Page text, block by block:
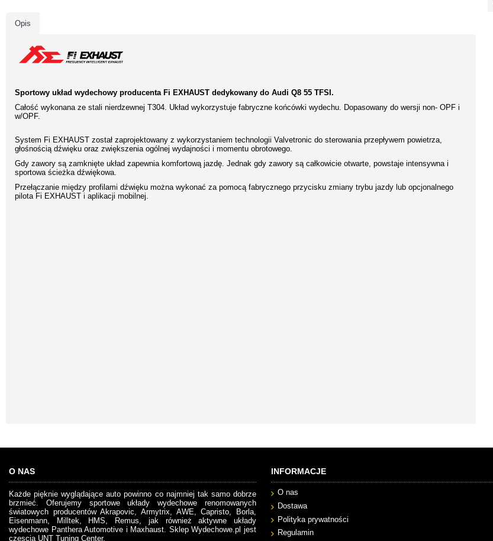
Opis
Sportowy układ wydechowy producenta Fi EXHAUST dedykowany do Audi Q8 55 TFSI.
Całość wykonana ze stali nierdzewnej T304. Układ wykorzystuje fabryczne końcówki wydechu. Dopasowany do wersji non- OPF i
w/OPF.
System Fi EXHAUST został zaprojektowany z wykorzystaniem technologii Valvetronic do sterowania przepływem powietrza,
głośnością dźwięku oraz zwiększenia ogólnej wydajności i momentu obrotowego.
Gdy zawory są zamknięte układ zapewnia komfortową jazdę. Jednak gdy zawory są całkowicie otwarte, powstaje intensywna i
sportowa ścieżka dźwiękowa.
Przełączanie między profilami dźwięku można wykonać za pomocą fabrycznego przycisku zmiany trybu jazdy lub opcjonalnego
pilota Fi EXHAUST i aplikacji mobilnej.
O NAS
Każde pięknie wyglądające auto powinno co najmniej tak samo dobrze
brzmieć. Oferujemy sportowe układy wydechowe renomowanych
światowych producentów Akrapovic, Armytrix, AWE, Capristo, Borla,
Eisenmann, Milltek, HMS, Remus, jak również aktywne układy
wydechowe Panthera Automotive i Maxhaust. Sklep Wydechowe.pl jest
częscią UNT Tuning Center.
INFORMACJE
O nas
Dostawa
Polityka prywatności
Regulamin